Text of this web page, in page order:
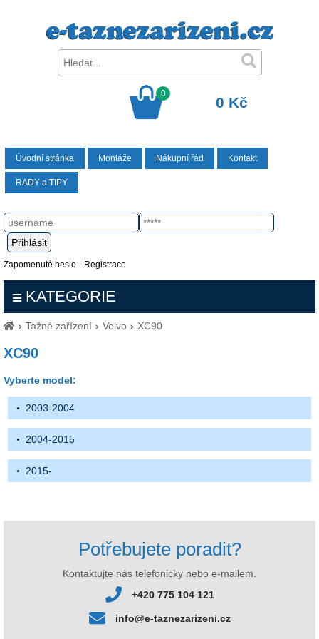
0
0 Kč
Úvodní stránka Montáže Nákupní řád Kontakt
RADY a TIPY
Zapomenuté heslo Registrace
KATEGORIE
Tažné zařízení Volvo XC90
XC90
Vyberte model:
2003-2004
2004-2015
2015-
Potřebujete poradit?
Kontaktujte nás telefonicky nebo e-mailem.
+420 775 104 121
info@e-taznezarizeni.cz